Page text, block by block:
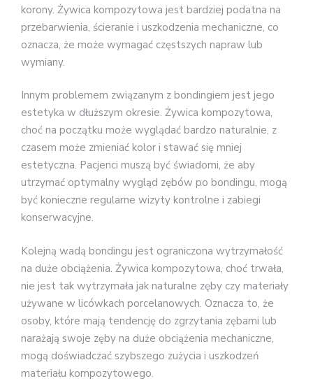
korony. Żywica kompozytowa jest bardziej podatna na
przebarwienia, ścieranie i uszkodzenia mechaniczne, co
oznacza, że może wymagać częstszych napraw lub
wymiany.
Innym problemem związanym z bondingiem jest jego
estetyka w dłuższym okresie. Żywica kompozytowa,
choć na początku może wyglądać bardzo naturalnie, z
czasem może zmieniać kolor i stawać się mniej
estetyczna. Pacjenci muszą być świadomi, że aby
utrzymać optymalny wygląd zębów po bondingu, mogą
być konieczne regularne wizyty kontrolne i zabiegi
konserwacyjne.
Kolejną wadą bondingu jest ograniczona wytrzymałość
na duże obciążenia. Żywica kompozytowa, choć trwała,
nie jest tak wytrzymała jak naturalne zęby czy materiały
używane w licówkach porcelanowych. Oznacza to, że
osoby, które mają tendencję do zgrzytania zębami lub
narażają swoje zęby na duże obciążenia mechaniczne,
mogą doświadczać szybszego zużycia i uszkodzeń
materiału kompozytowego.